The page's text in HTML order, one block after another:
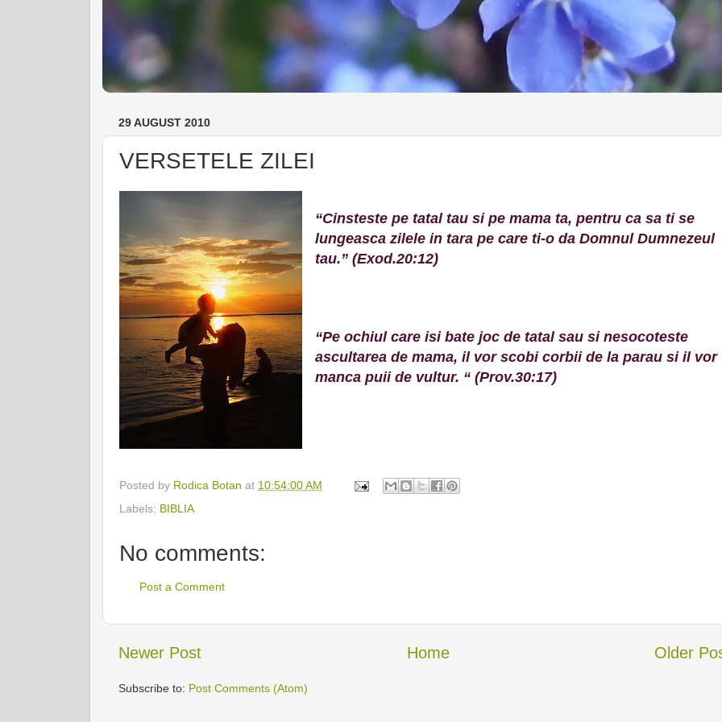
29 AUGUST 2010
VERSETELE ZILEI
“Cinsteste pe tatal tau si pe mama ta, pentru ca sa ti se
lungeasca zilele in tara pe care ti-o da Domnul Dumnezeul
tau.” (Exod.20:12)
“Pe ochiul care isi bate joc de tatal sau si nesocoteste
ascultarea de mama, il vor scobi corbii de la parau si il vor
manca puii de vultur. “ (Prov.30:17)
Posted by Rodica Botan at 10:54:00 AM
Labels: BIBLIA
No comments:
Post a Comment
Newer Post Older
Home
Subscribe to: Post Comments (Atom)